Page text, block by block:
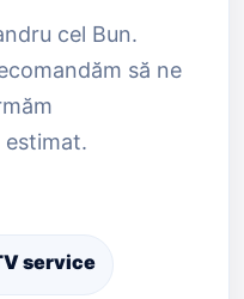
cel Bun.
să ne
estimat.
service